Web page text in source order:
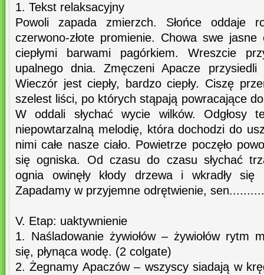
1. Tekst relaksacyjny
Powoli zapada zmierzch. Słońce oddaje
czerwono-złote promienie. Chowa swe
ciepłymi barwami pagórkiem. Wreszcie
upalnego dnia. Zmęczeni Apacze
Wieczór jest ciepły, bardzo ciepły. Ciszę
szelest liści, po których stąpają powracające
W oddali słychać wycie wilków. Odgłosy
niepowtarzalną melodię, która dochodzi do
nimi całe nasze ciało. Powietrze poczęło
się ogniska. Od czasu do czasu słychać
ognia owinęły kłody drzewa i wkradły
Zapadamy w przyjemne odrętwienie, sen..........
V. Etap: uaktywnienie
1. Naśladowanie żywiołów – żywiołów rytm
się, płynąca wodę. (2 colgate)
2. Żegnamy Apaczów – wszyscy siadają w